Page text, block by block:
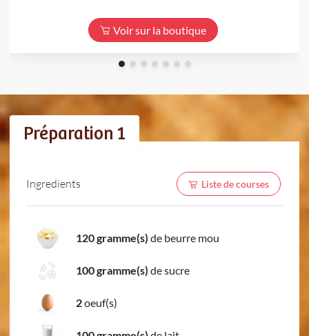
Voir sur la boutique
Préparation 1
Ingredients Liste de courses
120 gramme(s) de beurre mou
100 gramme(s) de sucre
2oeuf(s)